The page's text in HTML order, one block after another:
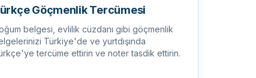
Göçmenlik Tercümesi
belgesi, evlilik cüzdanı gibi göçmenlik
Türkiye'de ve yurtdışında
tercüme ettirin ve noter tasdik ettirin.